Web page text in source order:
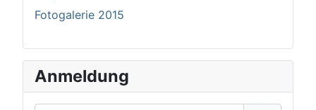
Fotogalerie 2015
Anmeldung